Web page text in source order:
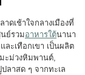
ดเช้าใจกลางเมืองที่
ย์รวมอาหารใต้นานา
ละเทือกเขา เป็นผลิต
ะม่วงหิมพานต์,
ลาสด ๆ จากทะเล